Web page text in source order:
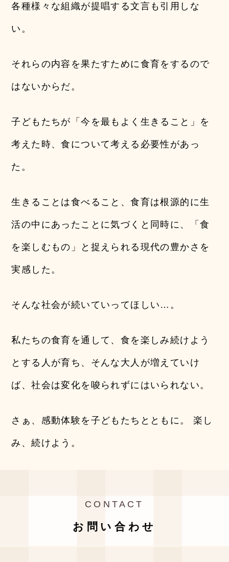
各種様々な組織が提唱する文言も引用しな
い。
それらの内容を果たすために食育をするので
はないからだ。
子どもたちが「今を最もよく生きること」を
考えた時、食について考える必要性があっ
た。
生きることは食べること、食育は根源的に生
活の中にあったことに気づくと同時に、「食
を楽しむもの」と捉えられる現代の豊かさを
実感した。
そんな社会が続いていってほしい…。
私たちの食育を通して、食を楽しみ続けよう
とする人が育ち、そんな大人が増えていけ
ば、社会は変化を唆られずにはいられない。
さぁ、感動体験を子どもたちとともに。 楽し
み、続けよう。
CONTACT
お問い合わせ